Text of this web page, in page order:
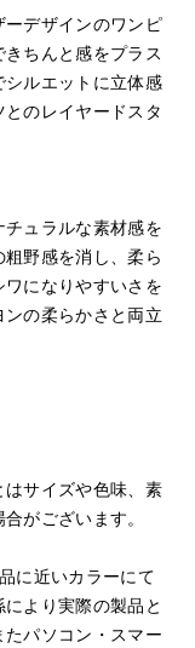
デザインのワンピ
ちんと感をプラス
シルエットに立体感
のレイヤードスタ
ュラルな素材感を
野感を消し、柔ら
になりやすいさを
の柔らかさと両立
サイズや色味、素
がございます。
に近いカラーにて
より実際の製品と
パソコン・スマー